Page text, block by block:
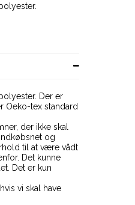
Der er
Oeko-tex standard
der ikke skal
og
til at være vådt
Det kunne
Det er kun
vi skal have